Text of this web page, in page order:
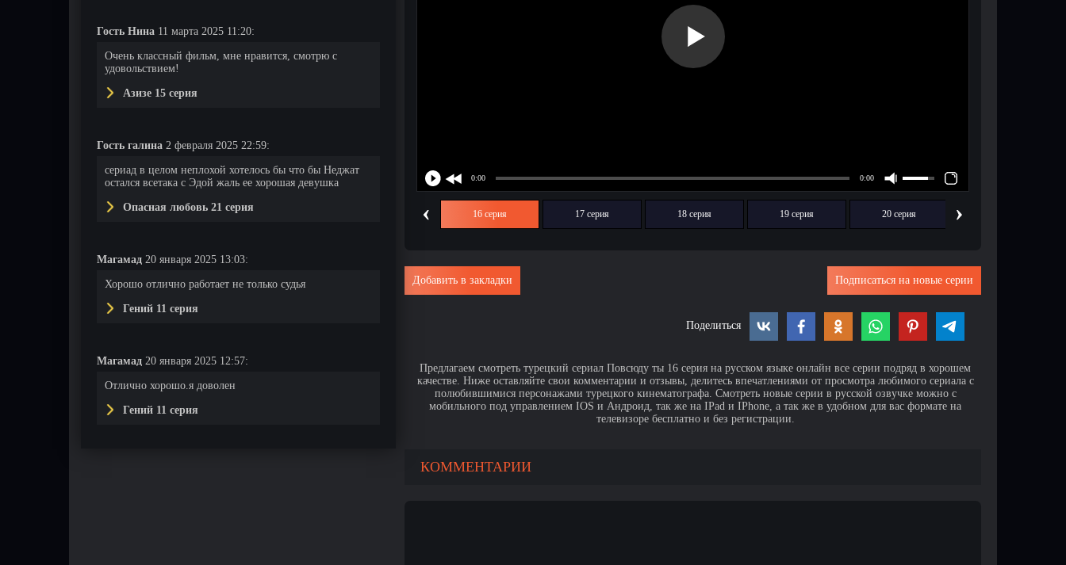
Гость Нина 11 марта 2025 11:20:
Очень классный фильм, мне нравится, смотрю с
удовольствием!
Азизе 15 серия
Гость галина 2 февраля 2025 22:59:
сериад в целом неплохой хотелось бы что бы Неджат
остался всетака с Эдой жаль ее хорошая девушка
Опасная любовь 21 серия
Магамад 20 января 2025 13:03:
Хорошо отлично работает не только судья
Гений 11 серия
Магамад 20 января 2025 12:57:
Отлично хорошо.я доволен
Гений 11 серия
‹
13 серия 16 серия 17 серия 18 серия 19 серия 20 серия ›
Подписаться на новые серии
Добавить в закладки
Поделиться
Предлагаем смотреть турецкий сериал Повсюду ты 16 серия на русском языке онлайн все серии подряд в хорошем
качестве. Ниже оставляйте свои комментарии и отзывы, делитесь впечатлениями от просмотра любимого сериала с
полюбившимися персонажами турецкого кинематографа. Смотреть новые серии в русской озвучке можно с
мобильного под управлением IOS и Андроид, так же на IPad и IPhone, а так же в удобном для вас формате на
телевизоре бесплатно и без регистрации.
КОММЕНТАРИИ